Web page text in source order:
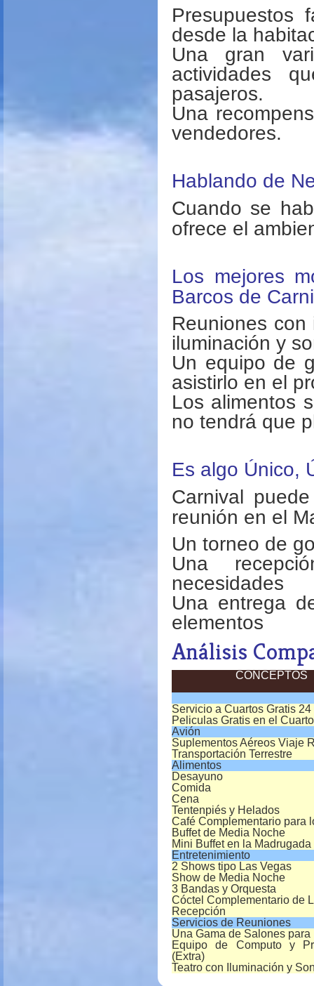
Presupuestos
desde la
Una gran
actividades
pasajeros.
Una
vendedores.
Hablando de
Cuando se
ofrece el
Los mejores
Barcos de
Reuniones
iluminación y
Un equipo de
asistirlo en el
Los alimentos
no tendrá que
Es algo Único,
Carnival
reunión en el
Un torneo de
Una
necesidades
Una entrega
elementos
Análisis
CONCEPTOS
Servicio a Cuartos Gratis 24
Peliculas Gratis en el Cuarto
Avión
Suplementos Aéreos Viaje
Transportación Terrestre
Alimentos
Desayuno
Comida
Cena
Tentenpiés y Helados
Café Complementario para
Buffet de Media Noche
Mini Buffet en la Madrugada
Entretenimiento
2 Shows tipo Las Vegas
Show de Media Noche
3 Bandas y Orquesta
Cóctel Complementario de
Recepción
Servicios de Reuniones
Una Gama de Salones
Equipo de Computo y
(Extra)
Teatro con Iluminación y